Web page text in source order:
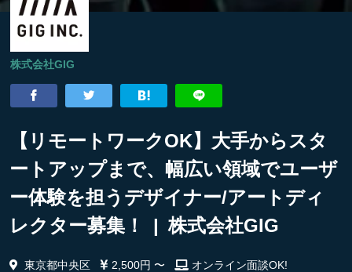
株式会社GIG
【リモートワークOK】大手からスタ
ートアップまで、幅広い領域でユーザ
ー体験を担うデザイナー/アートディ
レクター募集！ | 株式会社GIG
東京都中央区 2,500円 〜 オンライン面談OK!